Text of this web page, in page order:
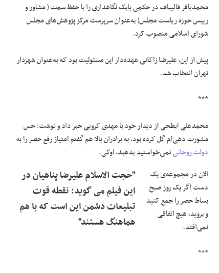
محمدباقر قالیباف در حکمی بابک نگاهداری را با حفظ سمت ( مشاور و
رییس حوزه ریاست مجلس) به‌عنوان سرپرست مرکز پژوهش‌های مجلس
شورای اسلامی منصوب کرد.
پیش از این، علیرضا زاکانی عهده‌دار این مسئولیت بود که به‌عنوان شهردار
تهران انتخاب شد.
***
محمدعلی ابطحی از دیدار خود با مهدی کروبی خبر داد و نوشت: حس
مشورت دهی‌ام گل کرده بود، به برادران بالا هم گفتم امتیاز رفع حصر را به
دولت روحانینمی‌خواستید بدهید، اوکی.
"حجت الاسلام علیرضا پناهیان در
این فیلم می گوید: نقطه قوت
تبلیعات دشمن این است که با هم
هماهنگ هستند"
الان در مجموعه‌ی یک
دست اگر یک روز صبح
بساط حصر را جمع کنید
و بروید، هیچ اتفاقی
نمی‌افتد.
***